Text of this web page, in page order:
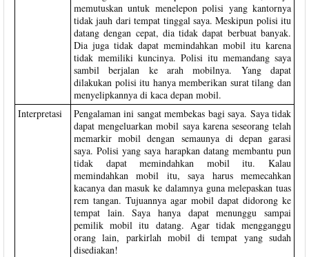
memutuskan untuk menelepon polisi yang kantornya
tidak jauh dari tempat tinggal saya. Meskipun polisi itu
datang dengan cepat, dia tidak dapat berbuat banyak.
Dia juga tidak dapat memindahkan mobil itu karena
tidak memiliki kuncinya. Polisi itu memandang saya
sambil berjalan ke arah mobilnya. Yang dapat
dilakukan polisi itu hanya memberikan surat tilang dan
menyelipkannya di kaca depan mobil.
Interpretasi
Pengalaman ini sangat membekas bagi saya. Saya tidak
dapat mengeluarkan mobil saya karena seseorang telah
memarkir mobil dengan semaunya di depan garasi
saya. Polisi yang saya harapkan datang membantu pun
tidak dapat memindahkan mobil itu. Kalau
memindahkan mobil itu, saya harus memecahkan
kacanya dan masuk ke dalamnya guna melepaskan tuas
rem tangan. Tujuannya agar mobil dapat didorong ke
tempat lain. Saya hanya dapat menunggu sampai
pemilik mobil itu datang. Agar tidak mengganggu
orang lain, parkirlah mobil di tempat yang sudah
disediakan!